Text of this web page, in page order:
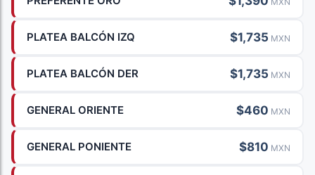
PLATEA BALCÓN IZQ $1,735 MXN
PLATEA BALCÓN DER $1,735 MXN
GENERAL ORIENTE $460 MXN
GENERAL PONIENTE $810 MXN